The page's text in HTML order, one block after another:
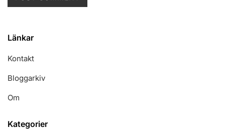
Länkar
Kontakt
Bloggarkiv
Om
Kategorier